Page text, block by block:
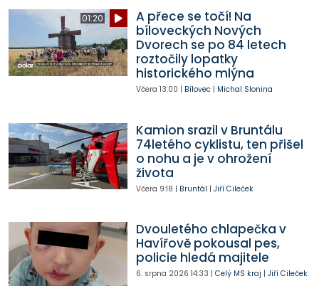
01:20
A přece se točí! Na
bíloveckých Nových
Dvorech se po 84 letech
roztočily lopatky
historického mlýna
Včera 13:00 | Bílovec| Michal Slonina
Kamion srazil v Bruntálu
74letého cyklistu, ten přišel
o nohu a je v ohrožení
života
Včera 9:18 | Bruntál | Jiří Cileček
Dvouletého chlapečka v
Havířově pokousal pes,
policie hledá majitele
6. srpna 2026 14:33 | Celý MS kraj | Jiří Cileček